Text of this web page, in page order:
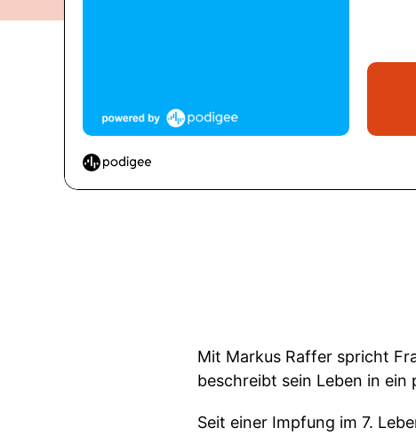
Mit Markus Raffer spricht
beschreibt sein Leben in ein
Seit einer Impfung im 7.